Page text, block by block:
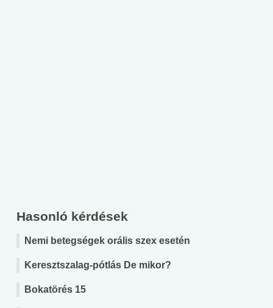
Hasonló kérdések
Nemi betegségek orális szex esetén
Keresztszalag-pótlás De mikor?
Bokatörés 15